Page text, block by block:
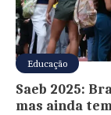
Educação
Saeb 2025:
mas ainda